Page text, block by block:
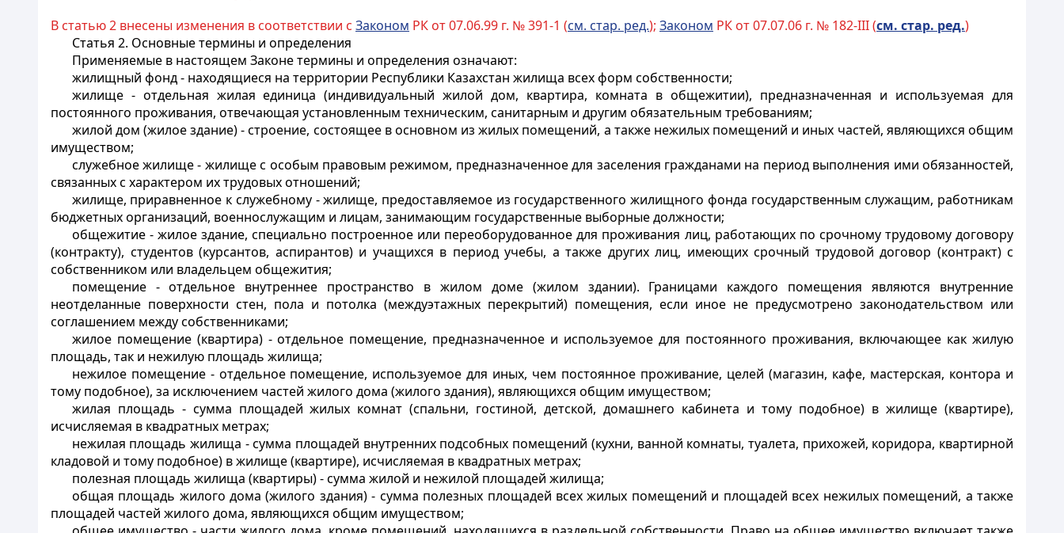
В статью 2 внесены изменения в соответствии с Законом РК от 07.06.99 г. № 391-1 (см. стар. ред.); Законом РК от 07.07.06 г. № 182-III (см. стар. ред.)
Статья 2. Основные термины и определения
Применяемые в настоящем Законе термины и определения означают:
жилищный фонд - находящиеся на территории Республики Казахстан жилища всех форм собственности;
жилище - отдельная жилая единица (индивидуальный жилой дом, квартира, комната в общежитии), предназначенная и используемая для
постоянного проживания, отвечающая установленным техническим, санитарным и другим обязательным требованиям;
жилой дом (жилое здание) - строение, состоящее в основном из жилых помещений, а также нежилых помещений и иных частей, являющихся общим
имуществом;
служебное жилище - жилище с особым правовым режимом, предназначенное для заселения гражданами на период выполнения ими обязанностей,
связанных с характером их трудовых отношений;
жилище, приравненное к служебному - жилище, предоставляемое из государственного жилищного фонда государственным служащим, работникам
бюджетных организаций, военнослужащим и лицам, занимающим государственные выборные должности;
общежитие - жилое здание, специально построенное или переоборудованное для проживания лиц, работающих по срочному трудовому договору
(контракту), студентов (курсантов, аспирантов) и учащихся в период учебы, а также других лиц, имеющих срочный трудовой договор (контракт) с
собственником или владельцем общежития;
помещение - отдельное внутреннее пространство в жилом доме (жилом здании). Границами каждого помещения являются внутренние
неотделанные поверхности стен, пола и потолка (междуэтажных перекрытий) помещения, если иное не предусмотрено законодательством или
соглашением между собственниками;
жилое помещение (квартира) - отдельное помещение, предназначенное и используемое для постоянного проживания, включающее как жилую
площадь, так и нежилую площадь жилища;
нежилое помещение - отдельное помещение, используемое для иных, чем постоянное проживание, целей (магазин, кафе, мастерская, контора и
тому подобное), за исключением частей жилого дома (жилого здания), являющихся общим имуществом;
жилая площадь - сумма площадей жилых комнат (спальни, гостиной, детской, домашнего кабинета и тому подобное) в жилище (квартире),
исчисляемая в квадратных метрах;
нежилая площадь жилища - сумма площадей внутренних подсобных помещений (кухни, ванной комнаты, туалета, прихожей, коридора, квартирной
кладовой и тому подобное) в жилище (квартире), исчисляемая в квадратных метрах;
полезная площадь жилища (квартиры) - сумма жилой и нежилой площадей жилища;
общая площадь жилого дома (жилого здания) - сумма полезных площадей всех жилых помещений и площадей всех нежилых помещений, а также
площадей частей жилого дома, являющихся общим имуществом;